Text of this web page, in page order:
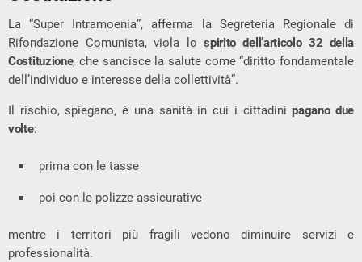
La “Super Intramoenia”, afferma la Segreteria Regionale di
Rifondazione Comunista, viola lospirito dell’articolo 32 della
Costituzione, che sancisce la salute come “diritto fondamentale
dell’individuo e interesse della collettività”.
Il rischio, spiegano, è una sanità in cui i cittadinipagano due
volte:
prima con le tasse
poi con le polizze assicurative
mentre i territori più fragili vedono diminuire servizi e
professionalità.